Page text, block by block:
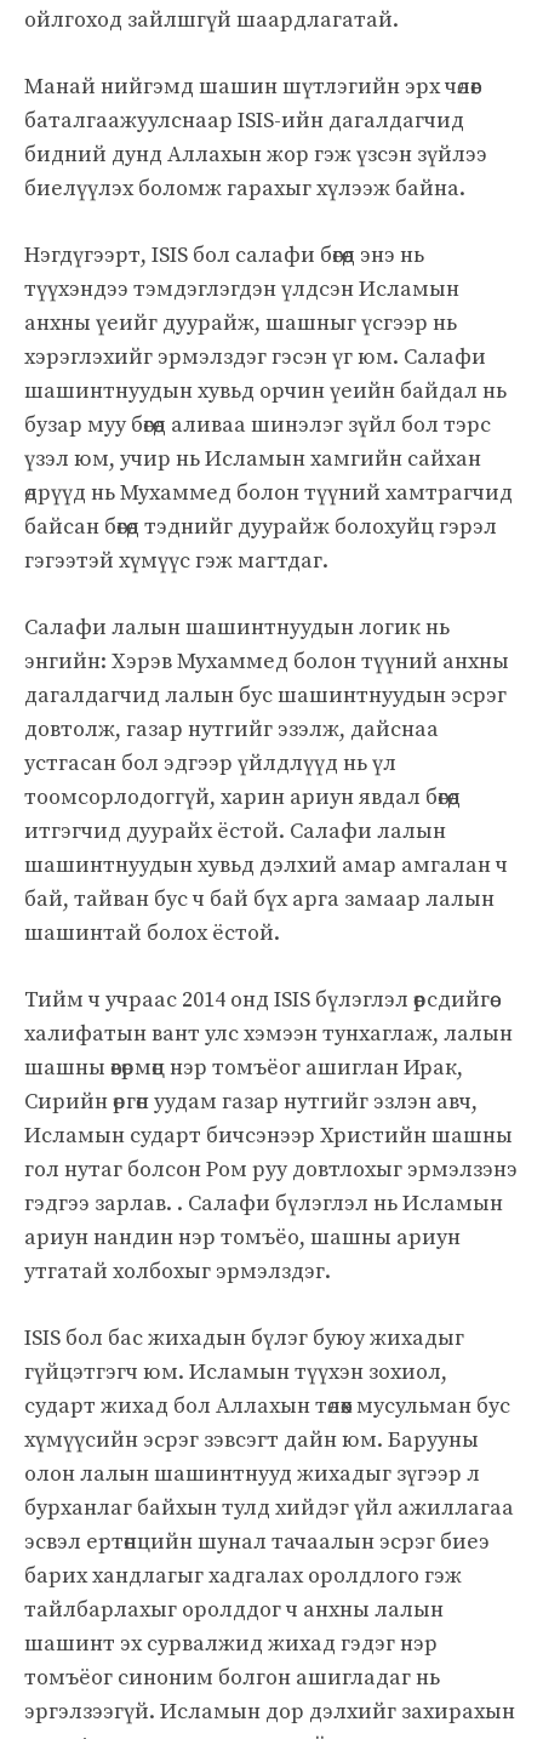
ойлгоход зайлшгүй шаардлагатай.
Манай нийгэмд шашин шүтлэгийн эрх чөлөөг
баталгаажуулснаар ISIS-ийн дагалдагчид
бидний дунд Аллахын жор гэж үзсэн зүйлээ
биелүүлэх боломж гарахыг хүлээж байна.
Нэгдүгээрт, ISIS бол салафи бөгөөд энэ нь
түүхэндээ тэмдэглэгдэн үлдсэн Исламын
анхны үеийг дуурайж, шашныг үсгээр нь
хэрэглэхийг эрмэлздэг гэсэн үг юм. Салафи
шашинтнуудын хувьд орчин үеийн байдал нь
бузар муу бөгөөд аливаа шинэлэг зүйл бол тэрс
үзэл юм, учир нь Исламын хамгийн сайхан
өдрүүд нь Мухаммед болон түүний хамтрагчид
байсан бөгөөд тэднийг дуурайж болохуйц гэрэл
гэгээтэй хүмүүс гэж магтдаг.
Салафи лалын шашинтнуудын логик нь
энгийн: Хэрэв Мухаммед болон түүний анхны
дагалдагчид лалын бус шашинтнуудын эсрэг
довтолж, газар нутгийг эзэлж, дайснаа
устгасан бол эдгээр үйлдлүүд нь үл
тоомсорлодоггүй, харин ариун явдал бөгөөд
итгэгчид дуурайх ёстой. Салафи лалын
шашинтнуудын хувьд дэлхий амар амгалан ч
бай, тайван бус ч бай бүх арга замаар лалын
шашинтай болох ёстой.
Тийм ч учраас 2014 онд ISIS бүлэглэл өөрсдийгөө
халифатын вант улс хэмээн тунхаглаж, лалын
шашны өвөрмөц нэр томъёог ашиглан Ирак,
Сирийн өргөн уудам газар нутгийг эзлэн авч,
Исламын сударт бичсэнээр Христийн шашны
гол нутаг болсон Ром руу довтлохыг эрмэлзэнэ
гэдгээ зарлав. . Салафи бүлэглэл нь Исламын
ариун нандин нэр томъёо, шашны ариун
утгатай холбохыг эрмэлздэг.
ISIS бол бас жихадын бүлэг буюу жихадыг
гүйцэтгэгч юм. Исламын түүхэн зохиол,
сударт жихад бол Аллахын төлөөх мусульман бус
хүмүүсийн эсрэг зэвсэгт дайн юм. Барууны
олон лалын шашинтнууд жихадыг зүгээр л
бурханлаг байхын тулд хийдэг үйл ажиллагаа
эсвэл ертөнцийн шунал тачаалын эсрэг биеэ
барих хандлагыг хадгалах оролдлого гэж
тайлбарлахыг оролддог ч анхны лалын
шашинт эх сурвалжид жихад гэдэг нэр
томъёог синоним болгон ашигладаг нь
эргэлзээгүй. Исламын дор дэлхийг захирахын